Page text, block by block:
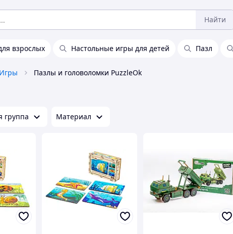
Найти
взрослых Настольные игры для детей Пазл
Игры Пазлы и головоломки PuzzleOk
группа Материал